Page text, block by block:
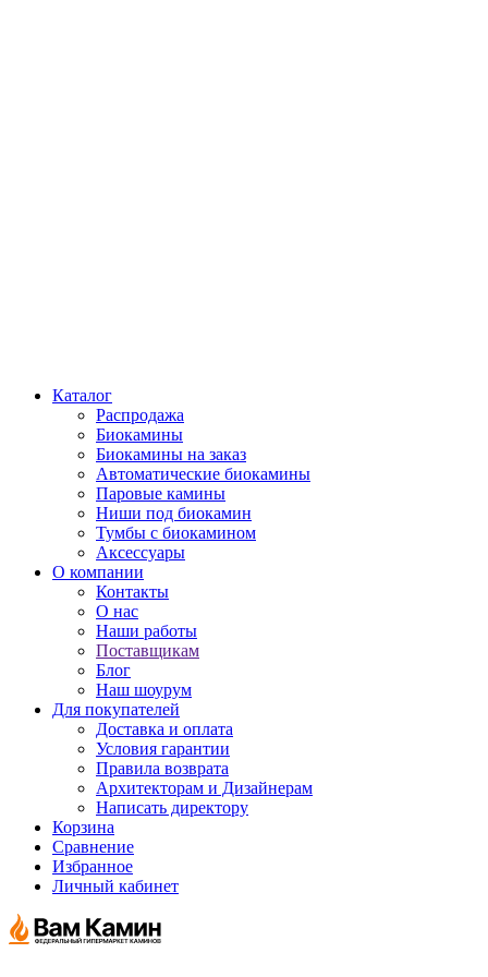
Каталог
Распродажа
Биокамины
Биокамины на заказ
Автоматические биокамины
Паровые камины
Ниши под биокамин
Тумбы с биокамином
Аксессуары
О компании
Контакты
О нас
Наши работы
Поставщикам
Блог
Наш шоурум
Для покупателей
Доставка и оплата
Условия гарантии
Правила возврата
Архитекторам и Дизайнерам
Написать директору
Корзина
Сравнение
Избранное
Личный кабинет